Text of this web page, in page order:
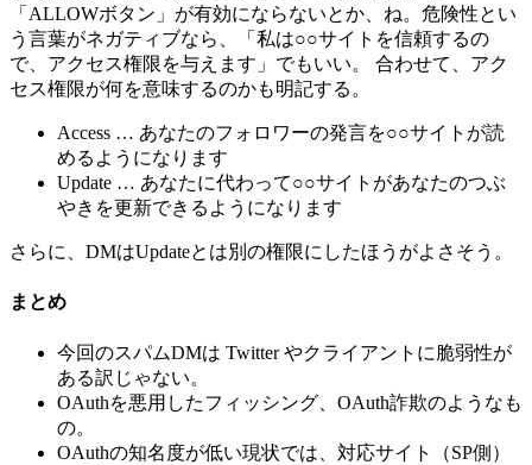
「ALLOWボタン」が有効にならないとか、ね。危険性とい
う言葉がネガティブなら、「私は○○サイトを信頼するの
で、アクセス権限を与えます」でもいい。 合わせて、アク
セス権限が何を意味するのかも明記する。
Access … あなたのフォロワーの発言を○○サイトが読
めるようになります
Update … あなたに代わって○○サイトがあなたのつぶ
やきを更新できるようになります
さらに、DMはUpdateとは別の権限にしたほうがよさそう。
まとめ
今回のスパムDMは Twitter やクライアントに脆弱性が
ある訳じゃない。
OAuthを悪用したフィッシング、OAuth詐欺のようなも
の。
OAuthの知名度が低い現状では、対応サイト（SP側）